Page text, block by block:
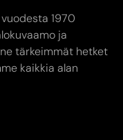
1970
ja
tärkeimmät hetket
kaikkia alan